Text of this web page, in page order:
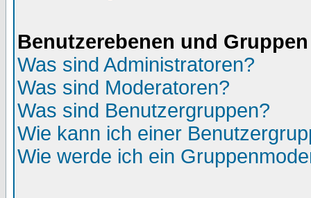
Benutzerebenen und Gruppen
Was sind Administratoren?
Was sind Moderatoren?
Was sind Benutzergruppen?
Wie kann ich einer
Wie werde ich ein